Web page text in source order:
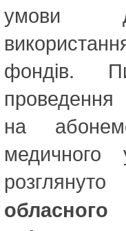
умови
фондів.
проведення
на
медичного